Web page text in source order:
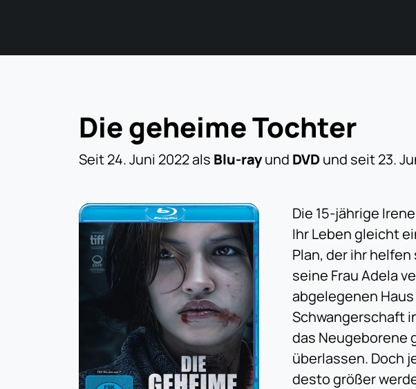
Die geheime Tochter
Seit 24. Juni 2022 als Blu-rayund DVDund seit 23.
Die 15-jährige
Ihr Leben gleicht
Plan, der ihr
seine Frau Adela
abgelegenen
Schwangerschaft
das Neugeborene
überlassen. Doch
desto größer